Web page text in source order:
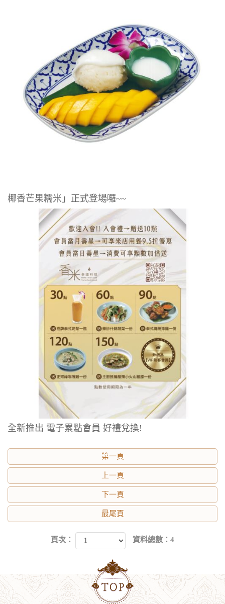
椰香芒果糯米」正式登場囉~~
全新推出 電子累點會員 好禮兌換!
第一頁
上一頁
下一頁
最尾頁
頁次： 資料總數：4